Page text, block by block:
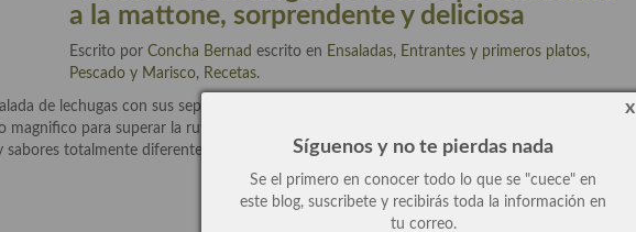
a la mattone, sorprendente y deliciosa
Escrito porConcha Bernad escrito en Ensaladas, Entrantes y primeros platos,
Pescado y Marisco, Recetas.
de lechugas con sus sepietas, un plato sorprendente y delicioso que puede ser una
para superar la rutina diaria. ¡me encanta! Vamos a utilizar lechugas diferentes
sabores totalmente diferentes que le dará al plato cuerpo y […]
Leer más
x
Síguenos y no te pierdas nada
Se el primero en conocer todo lo que se "cuece" en
este blog, suscribete y recibirás toda la información en
tu correo.